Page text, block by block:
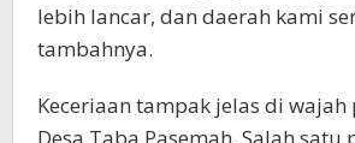
lebih lancar, dan daerah kami
tambahnya.
Keceriaan tampak jelas di wajah